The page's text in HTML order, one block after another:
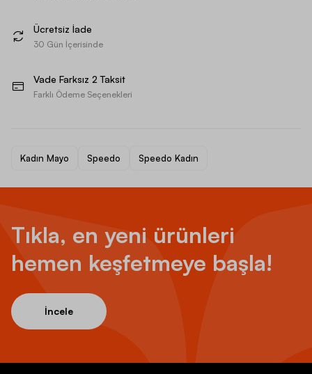
Ücretsiz İade
30 Gün İçerisinde
Vade Farksız 2 Taksit
Farklı Ödeme Seçenekleri
Kadın Mayo Speedo Speedo Kadın
Tıkla, en yeni ürünleri
hemen keşfetmeye başla!
İncele